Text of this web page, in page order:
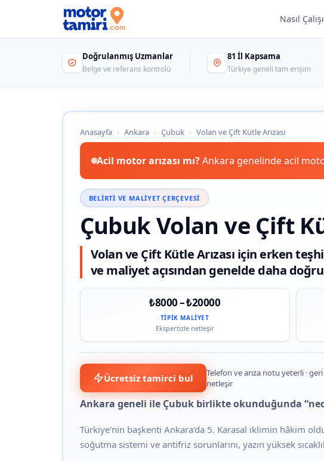
Nasıl
Doğrulanmış Uzmanlar
Belge ve referans kontrolü
81 İl Kapsama
Türkiye geneli tam erişim
Anasayfa › Ankara › Çubuk › Volan ve Çift Kütle Arızası
Acil motor arızası mı?Ankara genelinde acil
BELIRTI VE MALIYET ÇERÇEVESI
Çubuk Volan ve Çift
Volan ve Çift Kütle Arızası için erken
ve maliyet açısından genelde daha
₺8000 – ₺20000
TIPIK MALIYET
Ekspertizle netleşir
Ücretsiz tamirci bul
Telefon ve arıza notu yeterli ·
netleşir
Ankara geneli ile Çubuk birlikte okunduğunda
Türkiye'nin başkenti Ankara'da 5. Karasal iklimin hâkim
soğutma sistemi ve antifriz sorunlarını, yazın yüksek